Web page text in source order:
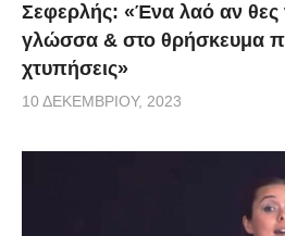
Σεφερλής: «Ένα λαό αν θες
γλώσσα & στο θρήσκευμα
χτυπήσεις»
10 ΔΕΚΕΜΒΡΊΟΥ, 2023